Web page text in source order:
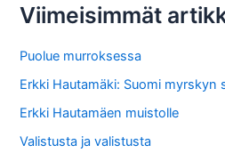
h
:
Viimeisimmät
Puolue murroksessa
Erkki Hautamäki: Suomi myrskyn
Erkki Hautamäen muistolle
Valistusta ja valistusta